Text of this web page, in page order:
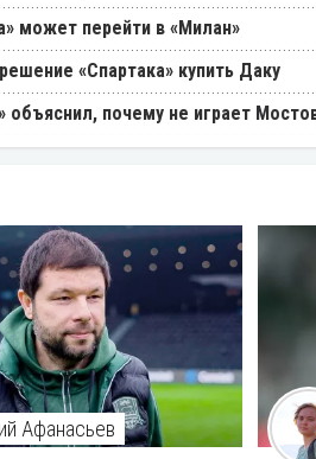
может перейти в «Милан»
«Спартака» купить Даку
объяснил, почему не играет
Афанасьев